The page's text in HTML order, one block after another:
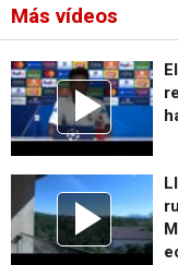
Más vídeos